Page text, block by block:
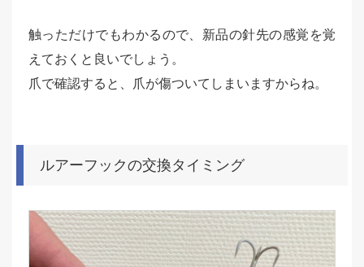
触っただけでもわかるので、新品の針先の感覚を覚
えておくと良いでしょう。
爪で確認すると、爪が傷ついてしまいますからね。
ルアーフックの交換タイミング